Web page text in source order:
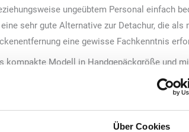
Über Cookies
ungeübtem Personal einfach
sehr gute Alternative zur Detachur, die als
eine gewisse Fachkenntnis
kompakte Modell in Handgepäckgröße und
auf den Reinigungstrolley, so dass es
Verschmutzungen wie Getränkeflecken
sich mit einem Sprühextraktionsgerät
versetztes Wasser auf und